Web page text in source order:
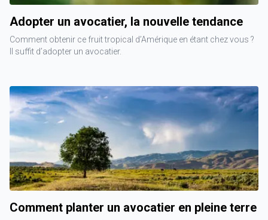
Adopter un avocatier, la nouvelle tendance
Comment obtenir ce fruit tropical d’Amérique en étant chez vous ?
Il suffit d’adopter un avocatier.
Comment planter un avocatier en pleine terre